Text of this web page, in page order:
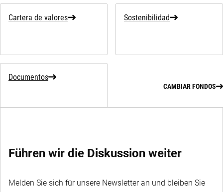
Cartera de valores Sostenibilidad
Documentos
CAMBIAR FONDOS
Führen wir die Diskussion weiter
Melden Sie sich für unsere Newsletter an und bleiben Sie